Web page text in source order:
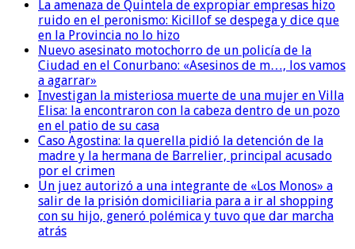
La amenaza de Quintela de expropiar empresas hizo
ruido en el peronismo: Kicillof se despega y dice que
en la Provincia no lo hizo
Nuevo asesinato motochorro de un policía de la
Ciudad en el Conurbano: «Asesinos de m…, los vamos
a agarrar»
Investigan la misteriosa muerte de una mujer en Villa
Elisa: la encontraron con la cabeza dentro de un pozo
en el patio de su casa
Caso Agostina: la querella pidió la detención de la
madre y la hermana de Barrelier, principal acusado
por el crimen
Un juez autorizó a una integrante de «Los Monos» a
salir de la prisión domiciliaria para a ir al shopping
con su hijo, generó polémica y tuvo que dar marcha
atrás